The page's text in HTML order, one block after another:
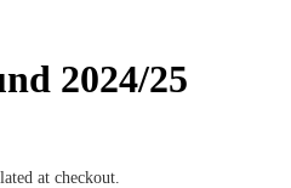
2024/25
at checkout.